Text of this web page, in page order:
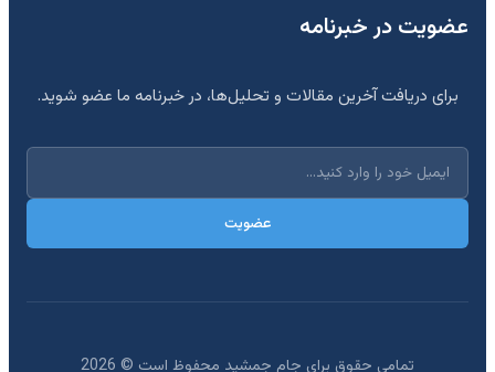
عضویت در خبرنامه
برای دریافت آخرین مقالات و تحلیل‌ها، در خبرنامه ما عضو شوید.
عضویت
تمامی حقوق برای جام جمشید محفوظ است © 2026